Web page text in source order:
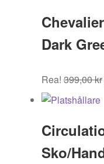
Dark
Rea! 399,00kr
Sko/